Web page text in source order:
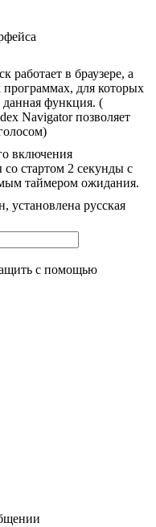
работает в браузере, а
программах, для которых
данная функция. (
Navigator позволяет
включения
стартом 2 секунды с
таймером ожидания.
установлена русская
с помощью